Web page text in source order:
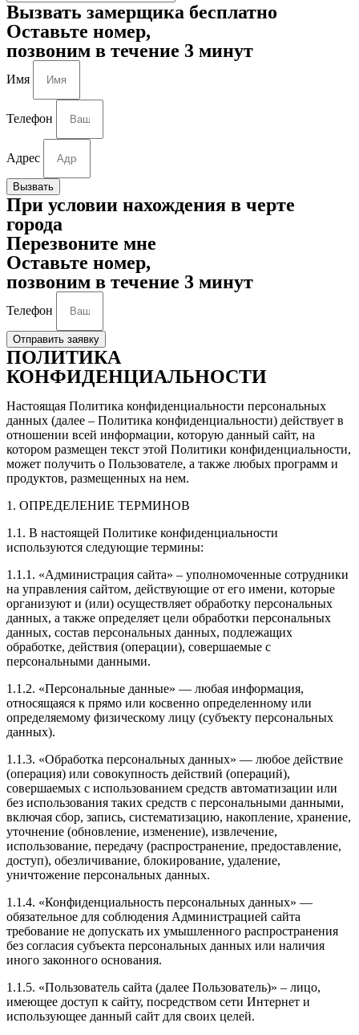
Вызвать замерщика бесплатно
Оставьте номер,
позвоним в течение 3 минут
Имя
Телефон
Адрес
Вызвать
При условии нахождения в черте
города
Перезвоните мне
Оставьте номер,
позвоним в течение 3 минут
Телефон
Отправить заявку
ПОЛИТИКА
КОНФИДЕНЦИАЛЬНОСТИ
Настоящая Политика конфиденциальности персональных
данных (далее – Политика конфиденциальности) действует в
отношении всей информации, которую данный сайт, на
котором размещен текст этой Политики конфиденциальности,
может получить о Пользователе, а также любых программ и
продуктов, размещенных на нем.
1. ОПРЕДЕЛЕНИЕ ТЕРМИНОВ
1.1. В настоящей Политике конфиденциальности
используются следующие термины:
1.1.1. «Администрация сайта» – уполномоченные сотрудники
на управления сайтом, действующие от его имени, которые
организуют и (или) осуществляет обработку персональных
данных, а также определяет цели обработки персональных
данных, состав персональных данных, подлежащих
обработке, действия (операции), совершаемые с
персональными данными.
1.1.2. «Персональные данные» — любая информация,
относящаяся к прямо или косвенно определенному или
определяемому физическому лицу (субъекту персональных
данных).
1.1.3. «Обработка персональных данных» — любое действие
(операция) или совокупность действий (операций),
совершаемых с использованием средств автоматизации или
без использования таких средств с персональными данными,
включая сбор, запись, систематизацию, накопление, хранение,
уточнение (обновление, изменение), извлечение,
использование, передачу (распространение, предоставление,
доступ), обезличивание, блокирование, удаление,
уничтожение персональных данных.
1.1.4. «Конфиденциальность персональных данных» —
обязательное для соблюдения Администрацией сайта
требование не допускать их умышленного распространения
без согласия субъекта персональных данных или наличия
иного законного основания.
1.1.5. «Пользователь сайта (далее Пользователь)» – лицо,
имеющее доступ к сайту, посредством сети Интернет и
использующее данный сайт для своих целей.